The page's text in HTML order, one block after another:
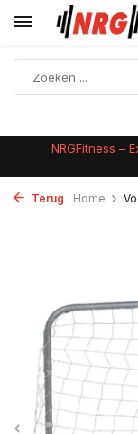
NRGFitness –
Terug Home